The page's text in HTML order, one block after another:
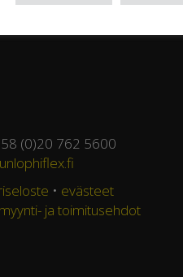
(0)20 762 5600
• evästeet
ja toimitusehdot